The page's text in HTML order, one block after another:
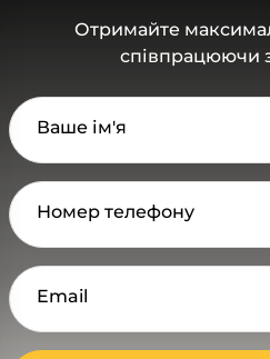
Отримайте
співпрацюючи
Ваше ім'я
Номер телефону
Email